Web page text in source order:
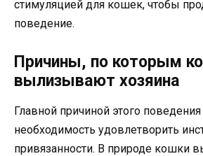
стимуляцией для кошек, чтобы
поведение.
Причины, по которым
вылизывают хозяина
Главной причиной этого поведения
необходимость удовлетворить
привязанности. В природе кошки